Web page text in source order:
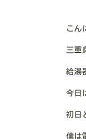
こん
三重
給湯
今日
初日
僕は